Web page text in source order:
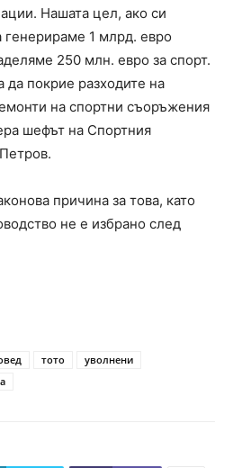
Нашата цел, ако си
1 млрд. евро
250 млн. евро за спорт.
да покрие разходите на
на спортни съоръжения
шефът на Спортния
причина за това, като
не е избрано след
тото
уволнени